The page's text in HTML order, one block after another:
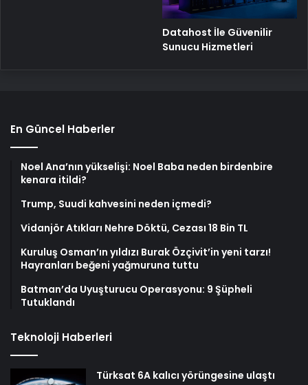
Datahost İle Güvenilir
Sunucu Hizmetleri
En Güncel Haberler
Noel Ana’nın yükselişi: Noel Baba neden birdenbire
kenara itildi?
Trump, Suudi kahvesini neden içmedi?
Vidanjör Atıkları Nehre Döktü, Cezası 18 Bin TL
Kuruluş Osman’ın yıldızı Burak Özçivit’in yeni tarzı!
Hayranları beğeni yağmuruna tuttu
Batman’da Uyuşturucu Operasyonu: 9 Şüpheli
Tutuklandı
Teknoloji Haberleri
Türksat 6A kalıcı yörüngesine ulaştı